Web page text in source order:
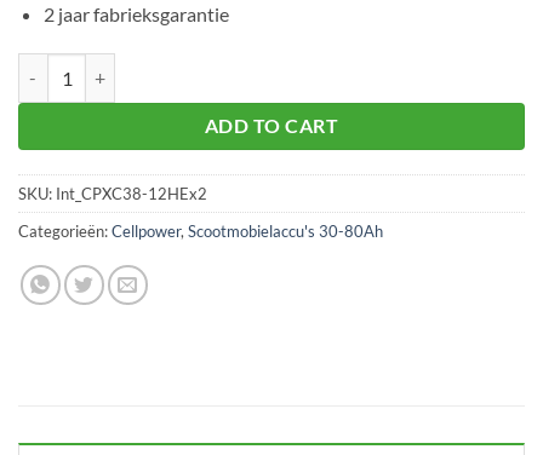
2 jaar fabrieksgarantie
ADD TO CART
SKU: Int_CPXC38-12HEx2
Categorieën:Cellpower,Scootmobielaccu's 30-80Ah